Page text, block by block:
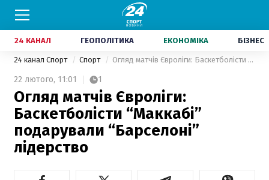
24 КАНАЛ ГЕОПОЛІТИКА ЕКОНОМІКА БІЗНЕС
24 канал Спорт Спорт Огляд матчів Євроліги: Баскетболісти “Маккабі” подарували “Барселоні” лідерство
22 лютого, 11:01 1
Огляд матчів Євроліги:
Баскетболісти “Маккабі”
подарували “Барселоні”
лідерство